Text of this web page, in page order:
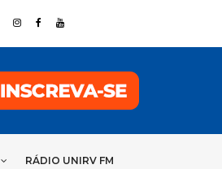
RÁDIO UNIRV FM